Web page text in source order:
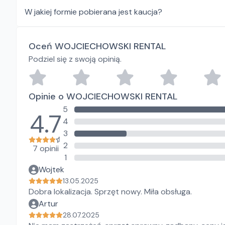
W jakiej formie pobierana jest kaucja?
Oceń WOJCIECHOWSKI RENTAL
Podziel się z swoją opinią.
Opinie o WOJCIECHOWSKI RENTAL
4.7
7 opinii
5
4
3
2
1
Wojtek
13.05.2025
Dobra lokalizacja. Sprzęt nowy. Miła obsługa.
Artur
28.07.2025